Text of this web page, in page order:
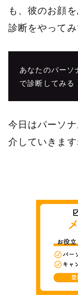
も、彼のお顔
診断をやってみ
あなたのパー
で診断してみる
今日はパーソ
介していきます